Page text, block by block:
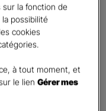
la fonction de
possibilité
cookies
à tout moment, et
le lienGérer mes